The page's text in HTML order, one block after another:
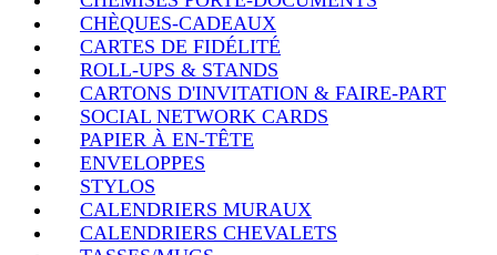
CHÈQUES-CADEAUX
CARTES DE FIDÉLITÉ
ROLL-UPS & STANDS
CARTONS D'INVITATION & FAIRE-PART
SOCIAL NETWORK CARDS
PAPIER À EN-TÊTE
ENVELOPPES
STYLOS
CALENDRIERS MURAUX
CALENDRIERS CHEVALETS